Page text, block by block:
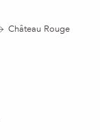
Château Rouge